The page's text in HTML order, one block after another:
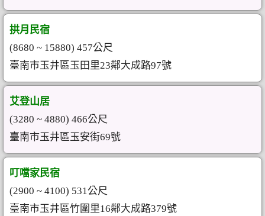
拱月民宿
(8680 ~ 15880) 457公尺
臺南市玉井區玉田里23鄰大成路97號
艾登山居
(3280 ~ 4880) 466公尺
臺南市玉井區玉安街69號
叮噹家民宿
(2900 ~ 4100) 531公尺
臺南市玉井區竹圍里16鄰大成路379號